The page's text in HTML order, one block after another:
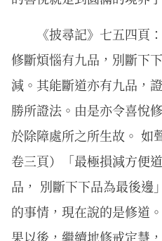
《披尋記》七五四頁
修斷煩惱有九品，別斷下
減。其能斷道亦有九品，
勝所證法。由是亦令喜悅
於除障處所之所生故。 如
卷三頁）「最極損減方便
品， 別斷下下品為最後邊
的事情，現在說的是修道
果以後，繼續地修戒定慧